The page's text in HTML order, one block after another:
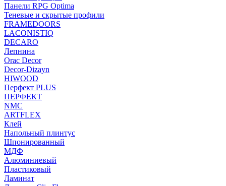
Панели RPG Optima
Теневые и скрытые профили
FRAMEDOORS
LACONISTIQ
DECARO
Лепнина
Orac Decor
Decor-Dizayn
HIWOOD
Перфект PLUS
ПЕРФЕКТ
NMC
ARTFLEX
Клей
Напольный плинтус
Шпонированный
МДФ
Алюминиевый
Пластиковый
Ламинат